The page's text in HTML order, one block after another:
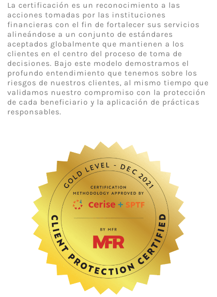
La certificación es un reconocimiento a las
acciones tomadas por las instituciones
financieras con el fin de fortalecer sus servicios
alineándose a un conjunto de estándares
aceptados globalmente que mantienen a los
clientes en el centro del proceso de toma de
decisiones. Bajo este modelo demostramos el
profundo entendimiento que tenemos sobre los
riesgos de nuestros clientes, al mismo tiempo que
validamos nuestro compromiso con la protección
de cada beneficiario y la aplicación de prácticas
responsables.